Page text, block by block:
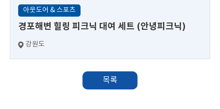
아웃도어 & 스포츠
경포해변 힐링 피크닉 대여 세트 (안녕피크닉)
강원도
목록